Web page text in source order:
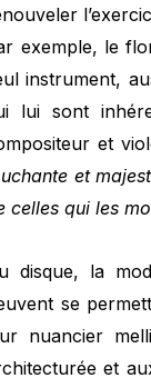
exemple, le
instrument,
lui sont
et
et
celles qui les
disque, la
se
nuancier
et